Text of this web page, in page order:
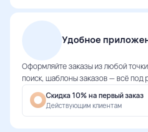
Удобное
Оформляйте заказы из любой
поиск, шаблоны заказов — всё под
Скидка 10% на первый заказ
Действующим клиентам